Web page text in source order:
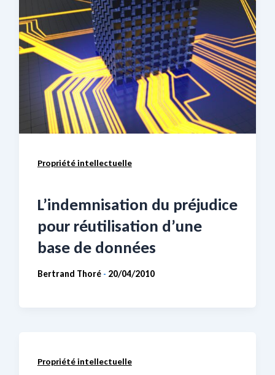
Propriété intellectuelle
L’indemnisation du préjudice
pour réutilisation d’une
base de données
Bertrand Thoré - 20/04/2010
Propriété intellectuelle